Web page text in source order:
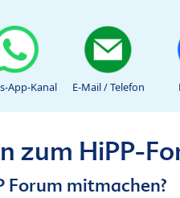
App-Kanal E-Mail / Telefon
zum HiPP-
Forum mitmachen?